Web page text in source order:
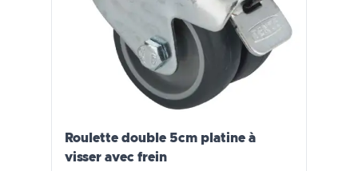
Roulette double 5cm platine à
visser avec frein